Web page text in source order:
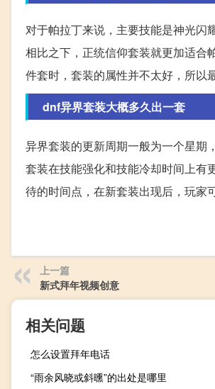
对于帕拉丁来说，主要技能是神光闪
相比之下，正统信仰套装就更加适合
件套时，套装的属性并不太好，所以
dnf异界套装大概多久出一套
异界套装的更新周期一般为一个星期
套装在技能强化和技能冷却时间上有
待的时间点，在新套装出现后，玩家
上一篇
新式拜年视频创意
相关问题
怎么设置拜年电话
“雨余风晓或斜曛”的出处是哪里